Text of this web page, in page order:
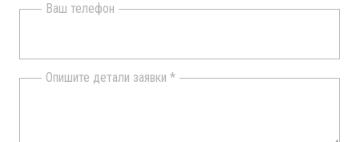
Ваш телефон
Опишите детали заявки *